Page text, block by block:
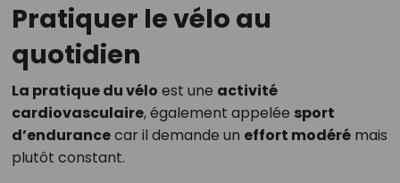
Pratiquer le vélo au
quotidien
La pratique du vélo est une activité
cardiovasculaire, également appelée sport
d’endurancecar il demande un effort modérémais
plutôt constant.